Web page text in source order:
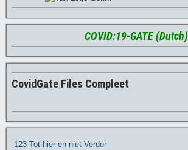
COVID:19-GATE (Dutch)
CovidGate Files Compleet
123 Tot hier en niet Verder